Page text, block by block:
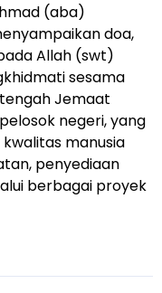
(aba)
doa,
Allah (swt)
sesama
Jemaat
negeri, yang
manusia
penyediaan
berbagai proyek